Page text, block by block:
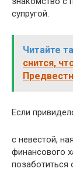
супругой.
Читайте
снится,
Если
с невестой,
финансового
позаботиться